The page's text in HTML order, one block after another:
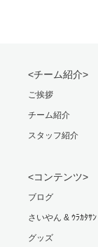
<チーム紹介>
ご挨拶
チーム紹介
スタッフ紹介
<コンテンツ>
ブログ
さいやん & ｳﾗｶﾀｻﾝ
グッズ